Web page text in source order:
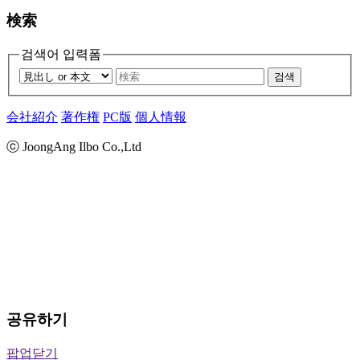
検索
검색어 입력폼
검색
会社紹介 著作権 PC版 個人情報
ⓒ JoongAng Ilbo Co.,Ltd
공유하기
팝업닫기